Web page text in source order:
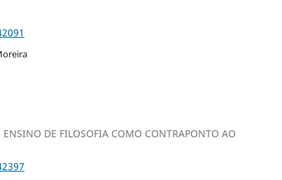
DE FILOSOFIA COMO CONTRAPONTO AO